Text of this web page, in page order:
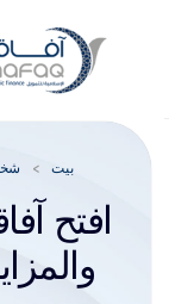
شخصي
افتح
والمزايا